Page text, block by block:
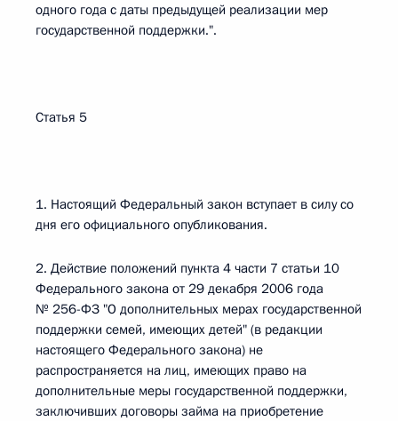
одного года с даты предыдущей реализации мер
государственной поддержки.".
Статья 5
1. Настоящий Федеральный закон вступает в силу со
дня его официального опубликования.
2. Действие положений пункта 4 части 7 статьи 10
Федерального закона от 29 декабря 2006 года
№ 256-ФЗ "О дополнительных мерах государственной
поддержки семей, имеющих детей" (в редакции
настоящего Федерального закона) не
распространяется на лиц, имеющих право на
дополнительные меры государственной поддержки,
заключивших договоры займа на приобретение